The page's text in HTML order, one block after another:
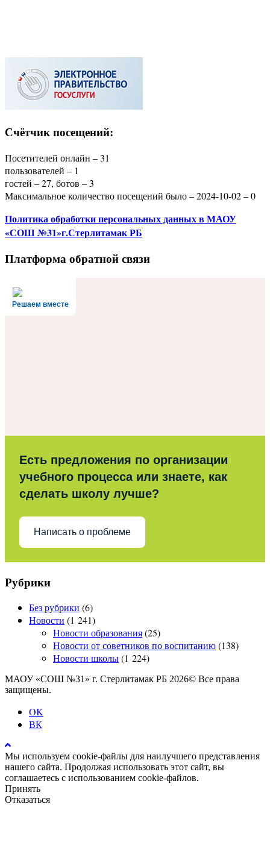
Счётчик посещений:
Посетителей онлайн – 31
пользователей – 1
гостей – 27, ботов – 3
Максимальное количество посещений было – 2024-10-02 – 0
Политика обработки персональных данныхв МАОУ
«СОШ №31»г.Стерлитамак РБ
Платформа обратной связи
Решаем вместе
Есть предложения по организации
учебного процесса или знаете, как
сделать школу лучше?
Написать о проблеме
Рубрики
Без рубрики (6)
Новости (1 241)
Новости образования(25)
Новости от советников по воспитанию(138)
Новости школы(1 224)
МАОУ «СОШ №31» г. Стерлитамак РБ 2026© Все права
защищены.
OK
ВК
Мы используем cookie-файлы для наилучшего представления
нашего сайта. Продолжая использовать этот сайт, вы
соглашаетесь с использованием cookie-файлов.
Принять
Отказаться